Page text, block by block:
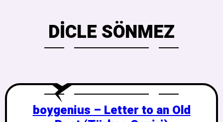
DICLE SÖNMEZ
​boygenius – Letter to an Old